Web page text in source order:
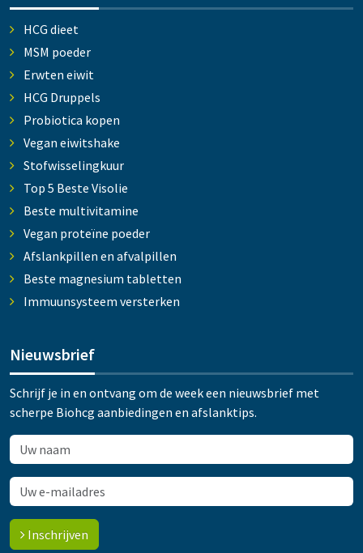
HCG dieet
MSM poeder
Erwten eiwit
HCG Druppels
Probiotica kopen
Vegan eiwitshake
Stofwisselingkuur
Top 5 Beste Visolie
Beste multivitamine
Vegan proteïne poeder
Afslankpillen en afvalpillen
Beste magnesium tabletten
Immuunsysteem versterken
Nieuwsbrief
Schrijf je in en ontvang om de week een nieuwsbrief met
scherpe Biohcg aanbiedingen en afslanktips.
Inschrijven